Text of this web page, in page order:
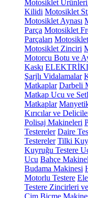
Motosiklet Ürünleri
Kilidi Motosiklet
Motosiklet Aynası
Parça Motosiklet
Parçaları
Motosiklet Zinciri
Motorcu Botu ve
Kaskı
Şarjlı Vidalamalar
Matkaplar Darbeli
Matkap Ucu ve
Matkaplar
Kırıcılar ve
Polisaj Makineleri
Testereler Daire
Testereler Tilki
Kuyruğu Testere
Ucu Bahçe
Budama Makinesi
Motorlu Testere
Testere Zincirleri
Çim Biçme